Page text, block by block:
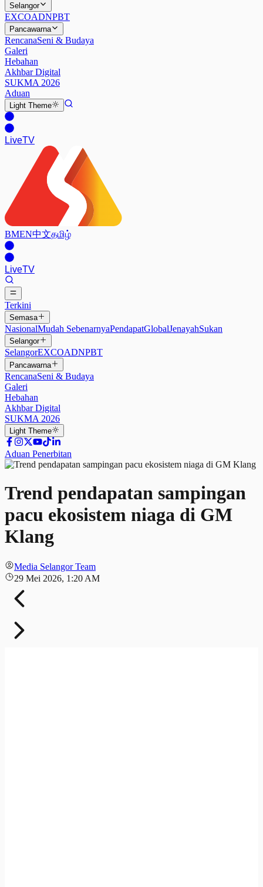
Selangor
EXCOADNPBT
Pancawarna
RencanaSeni & Budaya
Galeri
Hebahan
Akhbar Digital
SUKMA 2026
Aduan
Light Theme
LiveTV
BMEN中文தமிழ்
LiveTV
Terkini
Semasa
NasionalMudah SebenarnyaPendapatGlobalJenayahSukan
Selangor
SelangorEXCOADNPBT
Pancawarna
RencanaSeni & Budaya
Galeri
Hebahan
Akhbar Digital
SUKMA 2026
Light Theme
Aduan Penerbitan
Trend pendapatan sampingan
pacu ekosistem niaga di GM
Klang
Media Selangor Team
29 Mei 2026, 1:20 AM